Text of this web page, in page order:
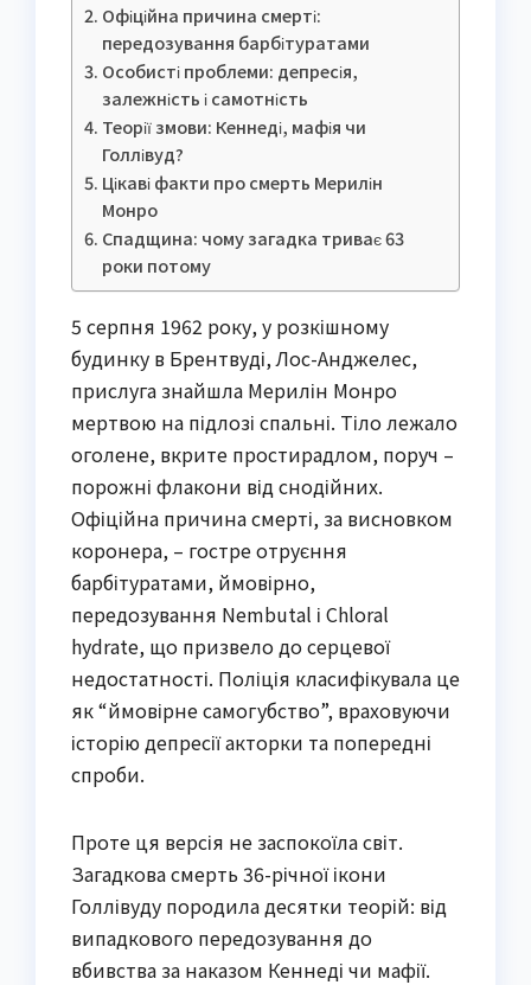
Офіційна причина смерті:
передозування барбітуратами
Особисті проблеми: депресія,
залежність і самотність
Теорії змови: Кеннеді, мафія чи
Голлівуд?
Цікаві факти про смерть Мерилін
Монро
Спадщина: чому загадка триває 63
роки потому
5 серпня 1962 року, у розкішному
будинку в Брентвуді, Лос-Анджелес,
прислуга знайшла Мерилін Монро
мертвою на підлозі спальні. Тіло лежало
оголене, вкрите простирадлом, поруч –
порожні флакони від снодійних.
Офіційна причина смерті, за висновком
коронера, – гостре отруєння
барбітуратами, ймовірно,
передозування Nembutal і Chloral
hydrate, що призвело до серцевої
недостатності. Поліція класифікувала це
як “ймовірне самогубство”, враховуючи
історію депресії акторки та попередні
спроби.
Проте ця версія не заспокоїла світ.
Загадкова смерть 36-річної ікони
Голлівуду породила десятки теорій: від
випадкового передозування до
вбивства за наказом Кеннеді чи мафії.